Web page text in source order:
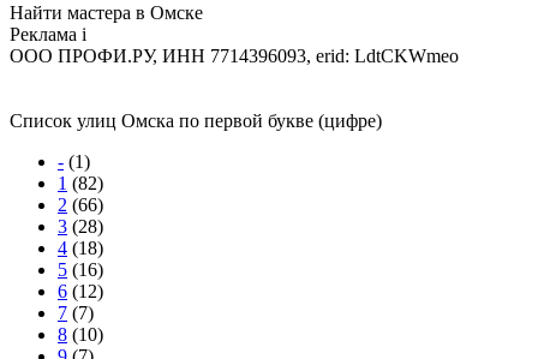
Найти мастера в Омске
Реклама i
ООО ПРОФИ.РУ, ИНН 7714396093, erid: LdtCKWmeo
Список улиц Омска по первой букве (цифре)
- (1)
1 (82)
2 (66)
3 (28)
4 (18)
5 (16)
6 (12)
7 (7)
8 (10)